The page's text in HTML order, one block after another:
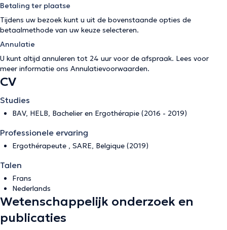
Betaling ter plaatse
Tijdens uw bezoek kunt u uit de bovenstaande opties de
betaalmethode van uw keuze selecteren.
Annulatie
U kunt altijd annuleren tot 24 uur voor de afspraak. Lees voor
meer informatie ons Annulatievoorwaarden.
CV
Studies
BAV, HELB, Bachelier en Ergothérapie (2016 - 2019)
Professionele ervaring
Ergothérapeute , SARE, Belgique (2019)
Talen
Frans
Nederlands
Wetenschappelijk onderzoek en
publicaties